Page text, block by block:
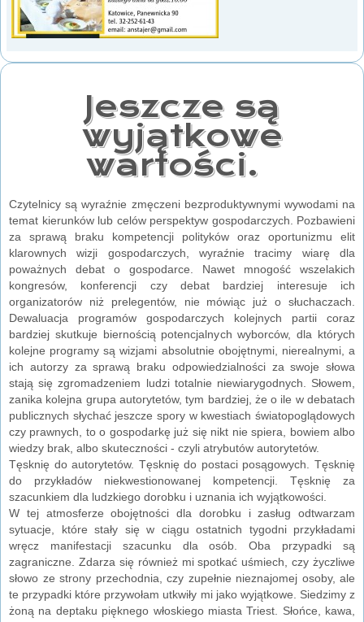
Jeszcze są
wyjątkowe
wartości.
Czytelnicy są wyraźnie zmęczeni bezproduktywnymi wywodami na
temat kierunków lub celów perspektyw gospodarczych. Pozbawieni
za sprawą braku kompetencji polityków oraz oportunizmu elit
klarownych wizji gospodarczych, wyraźnie tracimy wiarę dla
poważnych debat o gospodarce. Nawet mnogość wszelakich
kongresów, konferencji czy debat bardziej interesuje ich
organizatorów niż prelegentów, nie mówiąc już o słuchaczach.
Dewaluacja programów gospodarczych kolejnych partii coraz
bardziej skutkuje biernością potencjalnych wyborców, dla których
kolejne programy są wizjami absolutnie obojętnymi, nierealnymi, a
ich autorzy za sprawą braku odpowiedzialności za swoje słowa
stają się zgromadzeniem ludzi totalnie niewiarygodnych. Słowem,
zanika kolejna grupa autorytetów, tym bardziej, że o ile w debatach
publicznych słychać jeszcze spory w kwestiach światopoglądowych
czy prawnych, to o gospodarkę już się nikt nie spiera, bowiem albo
wiedzy brak, albo skuteczności - czyli atrybutów autorytetów.
Tęsknię do autorytetów. Tęsknię do postaci posągowych. Tęsknię
do przykładów niekwestionowanej kompetencji. Tęsknię za
szacunkiem dla ludzkiego dorobku i uznania ich wyjątkowości.
W tej atmosferze obojętności dla dorobku i zasług odtwarzam
sytuacje, które stały się w ciągu ostatnich tygodni przykładami
wręcz manifestacji szacunku dla osób. Oba przypadki są
zagraniczne. Zdarza się również mi spotkać uśmiech, czy życzliwe
słowo ze strony przechodnia, czy zupełnie nieznajomej osoby, ale
te przypadki które przywołam utkwiły mi jako wyjątkowe. Siedzimy z
żoną na deptaku pięknego włoskiego miasta Triest. Słońce, kawa,